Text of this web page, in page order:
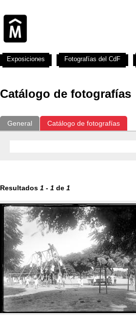
Catálogo de fotografías
General Catálogo de fotografías
Resultados 1 - 1 de 1
Exposiciones Fotografías del CdF